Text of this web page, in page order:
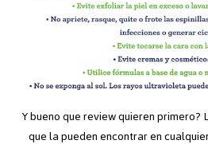
Y bueno que review quieren primero?
que la pueden encontrar en